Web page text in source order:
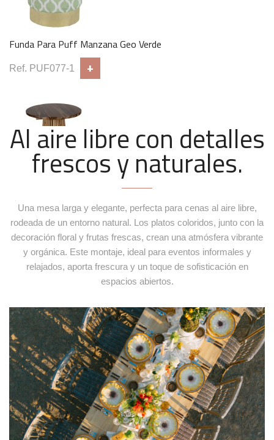
Funda Para Puff Manzana Geo Verde
Ref. PUF077-1 +
Ref. MEA027 +
Sillón Eli beige
Ref. SOF106 +
Al aire libre con detalles
frescos y naturales.
Una mesa larga y elegante, perfecta para cenas al aire libre,
rodeada de un entorno natural. Los platos coloridos, junto con la
decoración floral y frutas frescas, crean una atmósfera vibrante
y orgánica. Este montaje, ideal para eventos informales y
relajados, aporta frescura y un toque de sofisticación en
espacios abiertos.